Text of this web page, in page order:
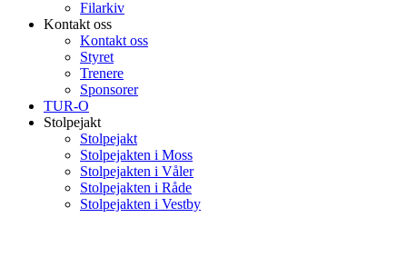
Filarkiv
Kontakt oss
Kontakt oss
Styret
Trenere
Sponsorer
TUR-O
Stolpejakt
Stolpejakt
Stolpejakten i Moss
Stolpejakten i Våler
Stolpejakten i Råde
Stolpejakten i Vestby